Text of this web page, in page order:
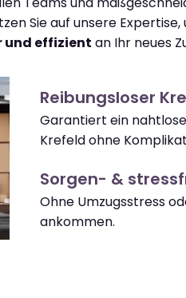
Sie auf unsere
und effizient an Ihr neues
Reibungsloser
Garantiert ein
Krefeld ohne
Sorgen- &
Ohne Umzugsstress
ankommen.